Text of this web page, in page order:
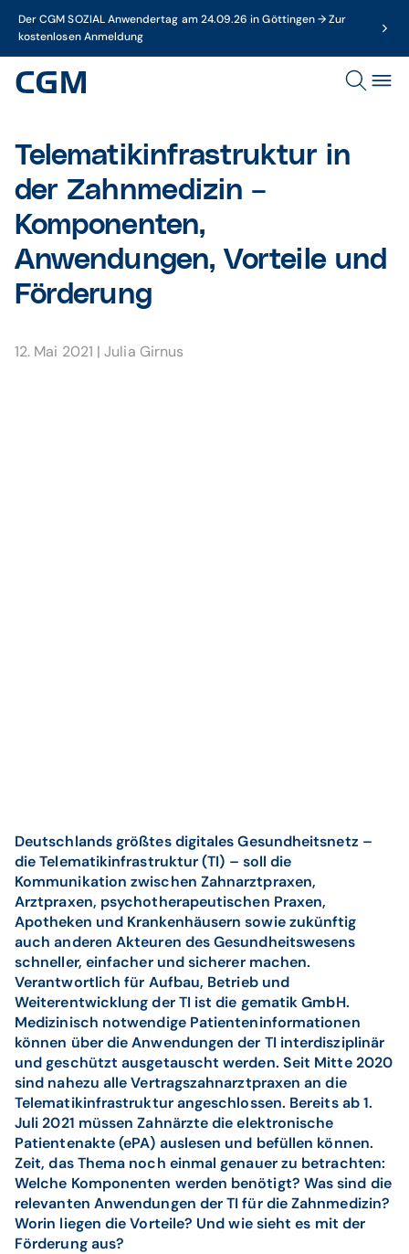
Der CGM SOZIAL Anwendertag am 24.09.26 in Göttingen → Zur
kostenlosen Anmeldung
Telematikinfrastruktur in
der Zahnmedizin –
Komponenten,
Anwendungen, Vorteile und
Förderung
12. Mai 2021 |Julia Girnus
Deutschlands größtes digitales Gesundheitsnetz –
die Telematikinfrastruktur (TI) – soll die
Kommunikation zwischen Zahnarztpraxen,
Arztpraxen, psychotherapeutischen Praxen,
Apotheken und Krankenhäusern sowie zukünftig
auch anderen Akteuren des Gesundheitswesens
schneller, einfacher und sicherer machen.
Verantwortlich für Aufbau, Betrieb und
Weiterentwicklung der TI ist die gematik GmbH.
Medizinisch notwendige Patienteninformationen
können über die Anwendungen der TI interdisziplinär
und geschützt ausgetauscht werden. Seit Mitte 2020
sind nahezu alle Vertragszahnarztpraxen an die
Telematikinfrastruktur angeschlossen. Bereits ab 1.
Juli 2021 müssen Zahnärzte die elektronische
Patientenakte (ePA) auslesen und befüllen können.
Zeit, das Thema noch einmal genauer zu betrachten:
Welche Komponenten werden benötigt? Was sind die
relevanten Anwendungen der TI für die Zahnmedizin?
Worin liegen die Vorteile? Und wie sieht es mit der
Förderung aus?